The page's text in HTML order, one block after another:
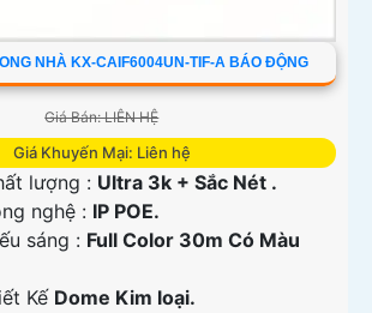
NHÀ KX-CAIF6004UN-TIF-A BÁO ĐỘNG
Giá Bán: LIÊN HỆ
Giá Khuyến Mại: Liên hệ
lượng : Ultra 3k + Sắc Nét .
nghệ : IP POE.
sáng : Full Color 30m Có Màu
Kế Dome Kim loại.